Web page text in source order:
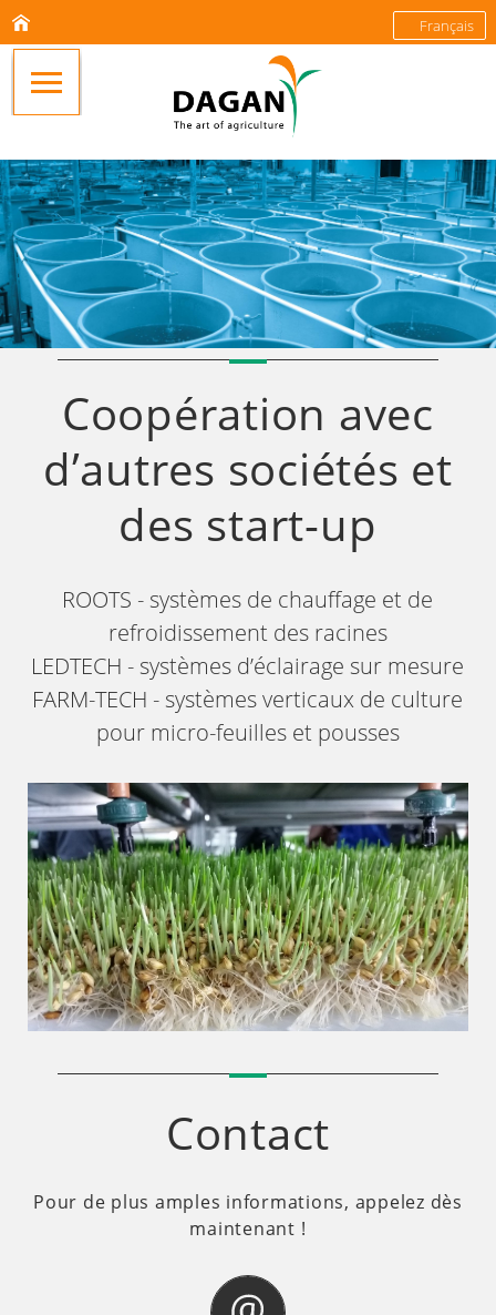
Français
Coopération avec
d’autres sociétés et
des start-up
ROOTS - systèmes de chauffage et de
refroidissement des racines
LEDTECH - systèmes d’éclairage sur mesure
FARM-TECH - systèmes verticaux de culture
pour micro-feuilles et pousses
Contact
Pour de plus amples informations, appelez dès
maintenant !